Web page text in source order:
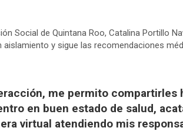
Social de Quintana Roo, Catalina Portillo
y sigue las recomendaciones
me permito compartirles
en buen estado de salud,
virtual atendiendo mis